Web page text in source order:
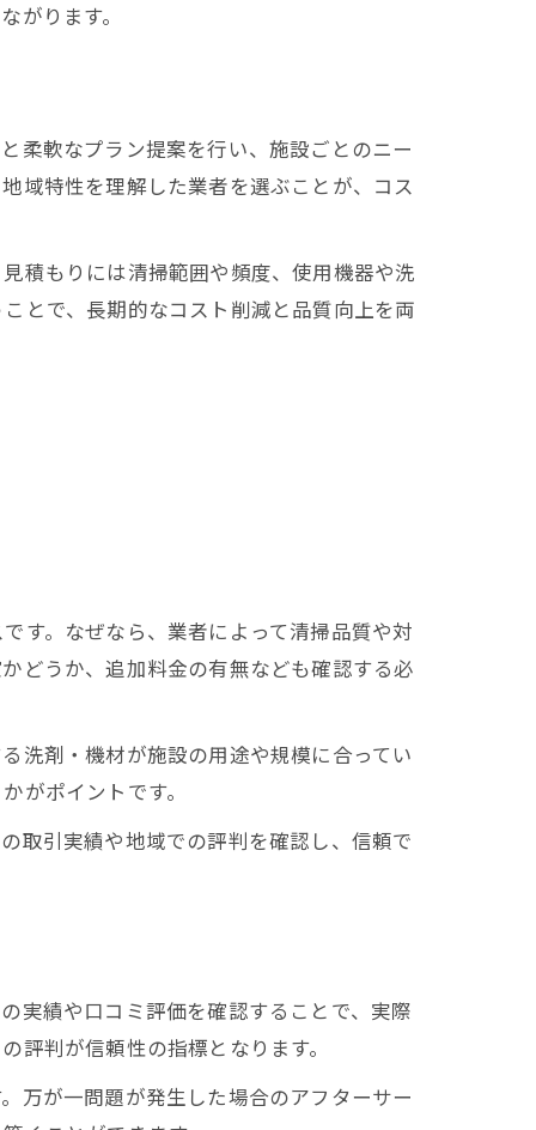
がります。
柔軟なプラン提案を行い、施設ごとのニー
域特性を理解した業者を選ぶことが、コス
積もりには清掃範囲や頻度、使用機器や洗
とで、長期的なコスト削減と品質向上を両
す。なぜなら、業者によって清掃品質や対
どうか、追加料金の有無なども確認する必
洗剤・機材が施設の用途や規模に合ってい
がポイントです。
取引実績や地域での評判を確認し、信頼で
実績や口コミ評価を確認することで、実際
判が信頼性の指標となります。
万が一問題が発生した場合のアフターサー